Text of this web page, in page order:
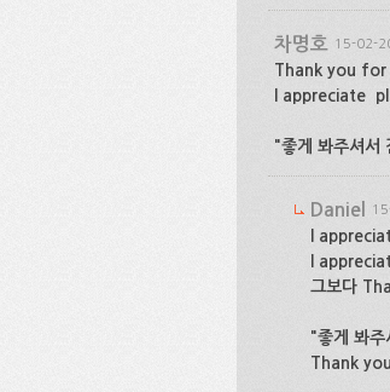
차명호 15-02-
Thank you for
I appreciate
"좋게 봐주셔서
Daniel
I
I
그보다
"좋게 봐주
Thank